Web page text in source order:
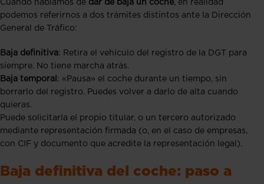
Cuando hablamos de dar de baja un coche, en realidad
podemos referirnos a dos trámites distintos ante la Dirección
General de Tráfico:
Baja definitiva: Retira el vehículo del registro de la DGT para
siempre. No tiene marcha atrás.
Baja temporal : «Pausa» el coche durante un tiempo, sin
borrarlo del registro. Puedes volver a darlo de alta cuando
quieras.
Puede solicitarla el propio titular, o un tercero autorizado
mediante representación firmada (o, en el caso de empresas,
con CIF y documento que acredite la representación legal).
Baja definitiva del coche: paso a